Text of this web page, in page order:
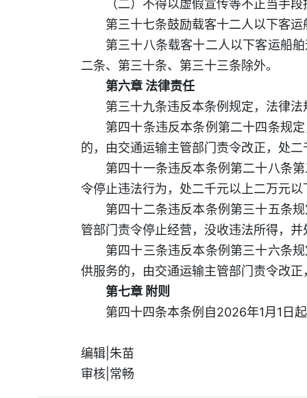
（二）不得以虚假宣传等不正当手
第三十七条鼓励载客十二人以下客
第三十八条载客十二人以下客运船
二条、第三十条、第三十三条除外。
第六章 法律责任
第三十九条违反本条例规定，法律
第四十条违反本条例第二十四条规
的，由交通运输主管部门责令改正，处
第四十一条违反本条例第二十八条
令停止违法行为，处二千元以上二万元以
第四十二条违反本条例第三十五条
管部门责令停止经营，没收违法所得，
第四十三条违反本条例第三十六条
供服务的，由交通运输主管部门责令改
第七章 附则
第四十四条本条例自2026年1月1日
编辑|朱苗
审核|常畅